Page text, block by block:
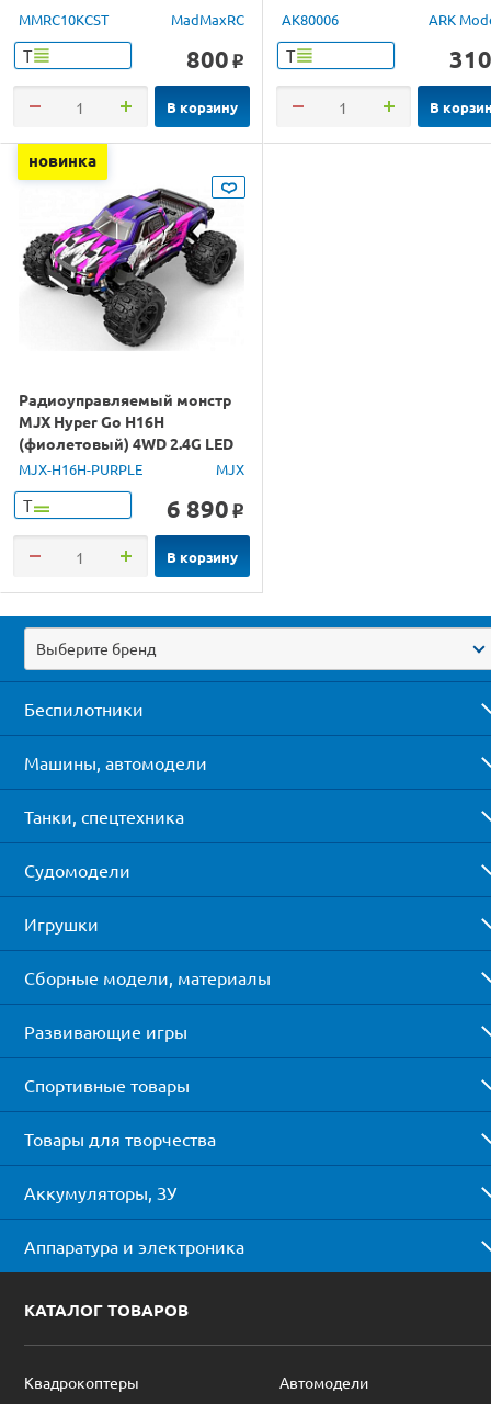
MMRC10KCST MadMaxRC
Т 800 o
В корзину
AK80006 ARK
Т 310
В
новинка
Радиоуправляемый монстр
MJX Hyper Go H16H
(фиолетовый) 4WD 2.4G LED
GPS 1/16 RTR
MJX-H16H-PURPLE MJX
Т 6 890 o
В корзину
Выберите бренд
Беспилотники
Машины, автомодели
Танки, спецтехника
Судомодели
Игрушки
Сборные модели, материалы
Развивающие игры
Спортивные товары
Товары для творчества
Аккумуляторы, ЗУ
Аппаратура и электроника
КАТАЛОГ ТОВАРОВ
Квадрокоптеры
Автомодели